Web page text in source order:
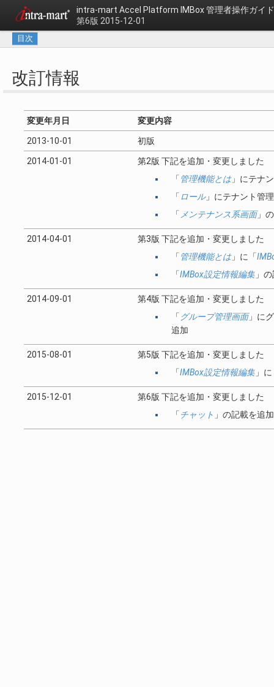
intra-mart Accel Platform IMBox 管理者操作ガイド
第6版 2015-12-01
目次
改訂情報
変更年月日 変更内容
2013-10-01 初版
2014-01-01
第2版 下記を追加・変更しました
「 管理機能とは」にテナ
「 ロール」にテナント管
「 メンテナンス系画面」
2014-04-01
第3版 下記を追加・変更しました
「 管理機能とは」に「
「IMBox設定情報編集」の
2014-09-01
第4版 下記を追加・変更しました
「 グループ管理画面」に
追加
2015-08-01
第5版 下記を追加・変更しました
「IMBox設定情報編集」に
2015-12-01
第6版 下記を追加・変更しました
「 チャット 」の記載を追加